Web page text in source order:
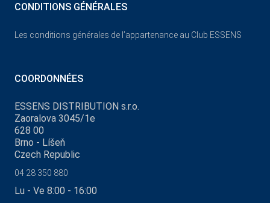
CONDITIONS GÉNÉRALES
Les conditions générales de l’appartenance au Club ESSENS
COORDONNÉES
ESSENS DISTRIBUTION s.r.o.
Zaoralova 3045/1e
628 00
Brno - Líšeň
Czech Republic
04 28 350 880
Lu - Ve 8:00 - 16:00